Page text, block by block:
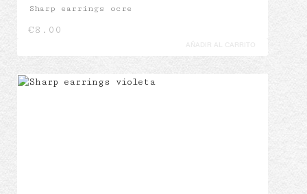
Sharp earrings ocre
€8.00